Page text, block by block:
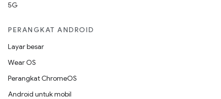
5G
PERANGKAT ANDROID
Layar besar
Wear OS
Perangkat ChromeOS
Android untuk mobil